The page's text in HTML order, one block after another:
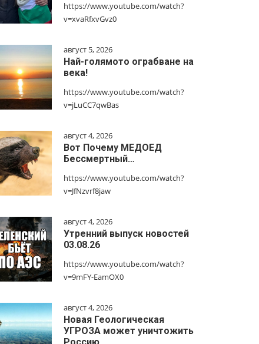
https://www.youtube.com/watch?
v=xvaRfxvGvz0
август 5, 2026
Най-голямото ограбване на
века!
https://www.youtube.com/watch?
v=jLuCC7qwBas
август 4, 2026
Вот Почему МЕДОЕД
Бессмертный…
https://www.youtube.com/watch?
v=JfNzvrf8jaw
август 4, 2026
Утренний выпуск новостей
03.08.26
https://www.youtube.com/watch?
v=9mFY-EamOX0
август 4, 2026
Новая Геологическая
УГРОЗА может уничтожить